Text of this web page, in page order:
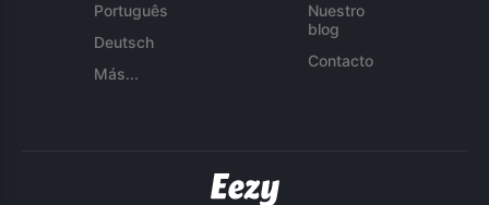
Português
Deutsch
Más...
Nuestro
blog
Contacto